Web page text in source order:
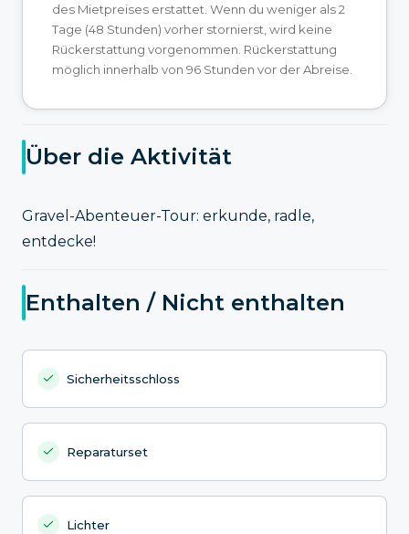
des Mietpreises erstattet. Wenn du weniger als 2
Tage (48 Stunden) vorher stornierst, wird keine
Rückerstattung vorgenommen. Rückerstattung
möglich innerhalb von 96 Stunden vor der Abreise.
Über die Aktivität
Gravel-Abenteuer-Tour: erkunde, radle,
entdecke!
Enthalten / Nicht enthalten
Sicherheitsschloss
Reparaturset
Lichter